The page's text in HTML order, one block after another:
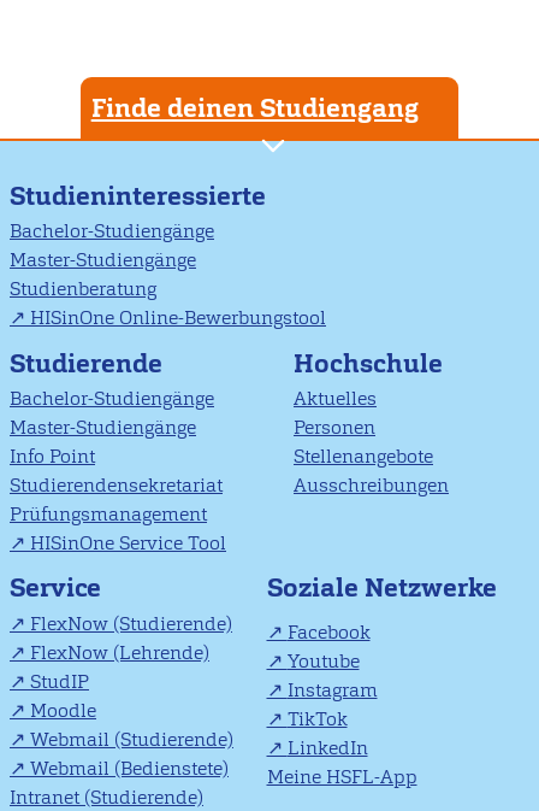
Finde deinen Studiengang
Studieninteressierte
Bachelor-Studiengänge
Master-Studiengänge
Studienberatung
HISinOne Online-Bewerbungstool
Studierende
Bachelor-Studiengänge
Master-Studiengänge
Info Point
Studierendensekretariat
Prüfungsmanagement
HISinOne Service Tool
Hochschule
Aktuelles
Personen
Stellenangebote
Ausschreibungen
Service
FlexNow (Studierende)
FlexNow (Lehrende)
StudIP
Moodle
Webmail (Studierende)
Webmail (Bedienstete)
Intranet (Studierende)
Soziale Netzwerke
Facebook
Youtube
Instagram
TikTok
LinkedIn
Meine HSFL-App